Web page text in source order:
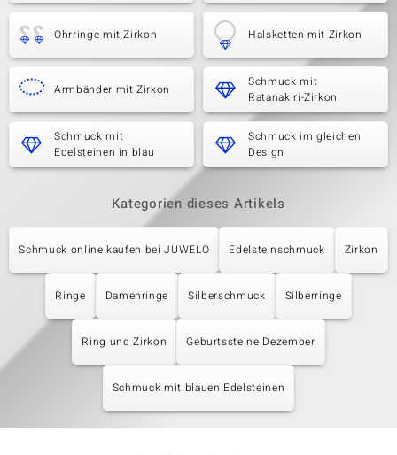
Ohrringe mit Zirkon Halsketten mit Zirkon
Armbänder mit Zirkon
Schmuck mit
Ratanakiri-Zirkon
Schmuck mit
Edelsteinen in blau
Schmuck im gleichen
Design
Kategorien dieses Artikels
Schmuck online kaufen bei JUWELO Edelsteinschmuck Zirkon
Ringe Damenringe Silberschmuck Silberringe
Ring und Zirkon Geburtssteine Dezember
Schmuck mit blauen Edelsteinen